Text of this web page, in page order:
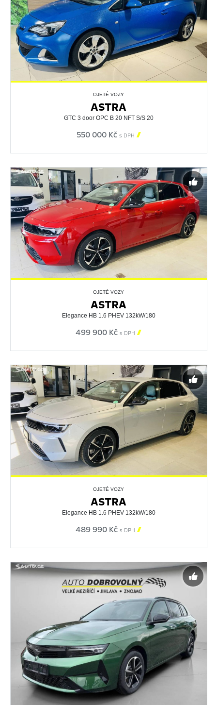
OJETÉ VOZY
ASTRA
GTC 3 door OPC B 20 NFT S/S 20
550 000 Kč s DPH 
OJETÉ VOZY
ASTRA
Elegance HB 1.6 PHEV 132kW/180
499 900 Kč s DPH 
OJETÉ VOZY
ASTRA
Elegance HB 1.6 PHEV 132kW/180
489 990 Kč s DPH 